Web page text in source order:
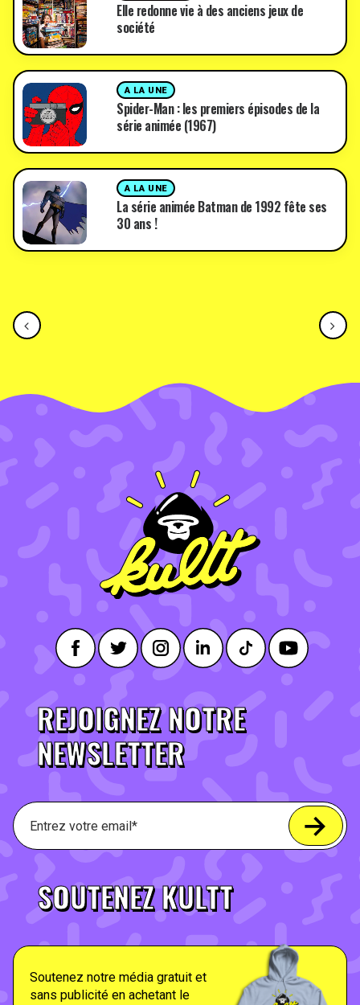
Elle redonne vie à des anciens jeux de
société
A LA UNE
Spider-Man : les premiers épisodes de la
série animée (1967)
A LA UNE
La série animée Batman de 1992 fête ses
30 ans !
REJOIGNEZ NOTRE
NEWSLETTER
SOUTENEZ KULTT
Soutenez notre média gratuit et
sans publicité en achetant le